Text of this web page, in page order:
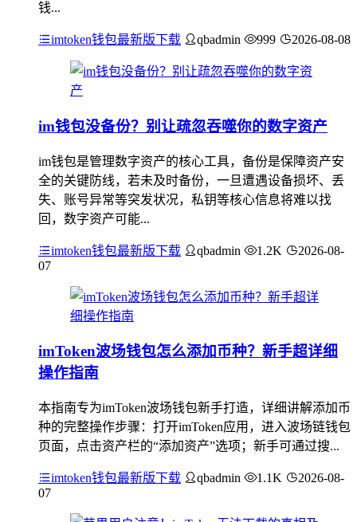
钱...
imtoken钱包最新版下载 qbadmin 999 2026-08-08
im钱包没备份？别让疏忽吞噬你的数字资产
im钱包是管理数字资产的核心工具，备份是保障资产安
全的关键防线，若未及时备份，一旦遭遇设备损坏、丢
失、账号异常等突发状况，私钥等核心信息将难以找
回，数字资产可能...
imtoken钱包最新版下载 qbadmin 1.2K
2026-08-
07
imToken波场钱包怎么添加币种？新手超详细
操作指南
本指南专为imToken波场钱包新手打造，详细讲解添加币
种的完整操作步骤：打开imToken应用，进入波场链钱包
页面，点击资产栏的“添加资产”选项；新手可通过搜...
imtoken钱包最新版下载 qbadmin 1.1K
2026-08-
07